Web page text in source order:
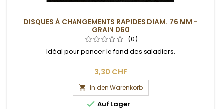
DISQUES À CHANGEMENTS RAPIDES DIAM. 76 MM -
GRAIN 060
(0)
Idéal pour poncer le fond des saladiers.
3,30 CHF
 In den Warenkorb
 Auf Lager